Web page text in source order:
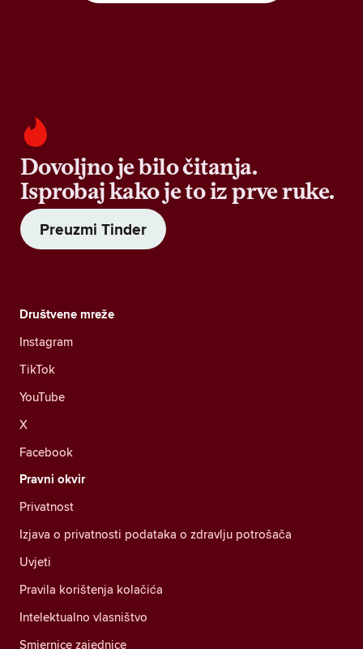
Dovoljno je bilo čitanja.
Isprobaj kako je to iz prve ruke.
Preuzmi Tinder
Društvene mreže
Instagram
TikTok
YouTube
X
Facebook
Pravni okvir
Privatnost
Izjava o privatnosti podataka o zdravlju potrošača
Uvjeti
Pravila korištenja kolačića
Intelektualno vlasništvo
Smjernice zajednice